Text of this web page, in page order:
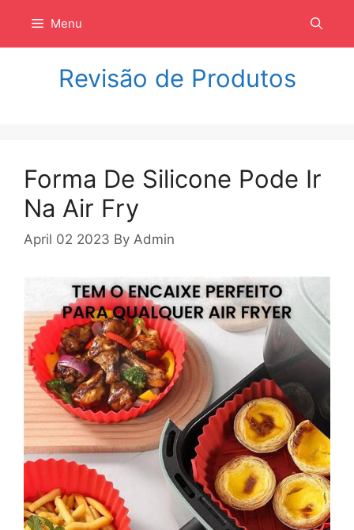
isi
Menu
Revisão de Produtos
Forma De Silicone Pode Ir
Na Air Fry
April 02 2023 By Admin